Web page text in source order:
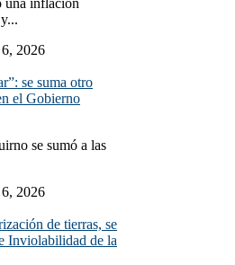
6, 2026
se suma otro
el Gobierno
se sumó a las
6, 2026
de tierras, se
Inviolabilidad de la